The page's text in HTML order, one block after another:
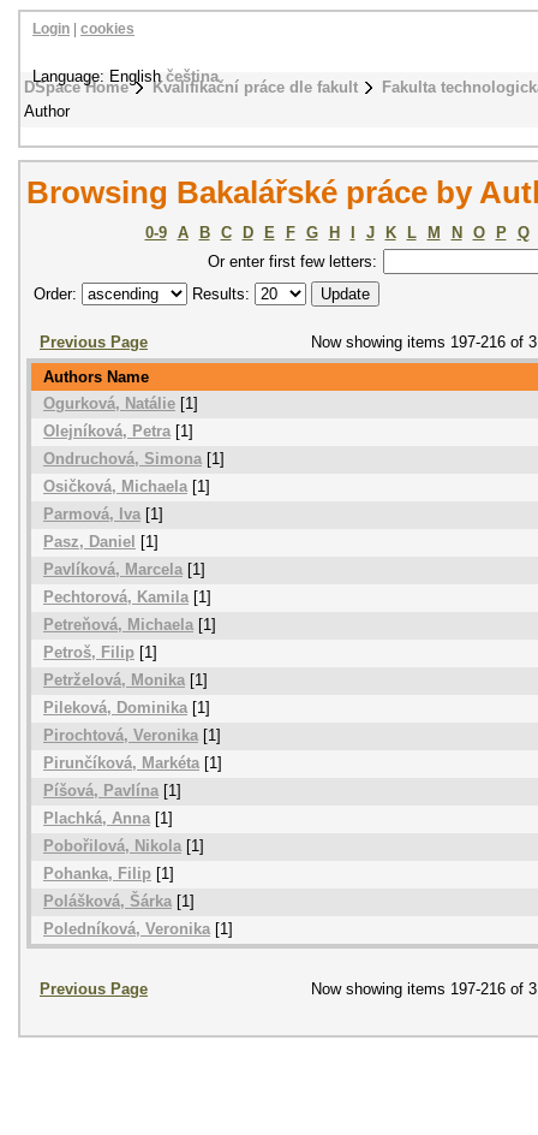
DSpace Home Kvalifikační práce dle fakult
Fakulta
Author
Login cookies
Language: Englishčeština
Browsing Bakalářské práce by
0-9 A B C D E F G H J K L M N O P
Q
Or enter first few letters:
Order:
Results:
Previous Page
Now showing items 197-216 of
Authors Name
Ogurková, Natálie [1]
Olejníková, Petra[1]
Ondruchová, Simona [1]
Osičková, Michaela[1]
Parmová, Iva [1]
Pasz, Daniel
[1]
Pavlíková, Marcela [1]
Pechtorová, Kamila[1]
Petreňová, Michaela [1]
Petroš, Filip [1]
Petrželová, Monika [1]
Pileková, Dominika[1]
Pirochtová, Veronika [1]
Pirunčíková, Markéta[1]
Píšová, Pavlína [1]
Plachká, Anna[1]
Pobořilová, Nikola [1]
Pohanka, Filip [1]
Polášková, Šárka [1]
Poledníková, Veronika[1]
Previous Page Now showing items 197-216 of